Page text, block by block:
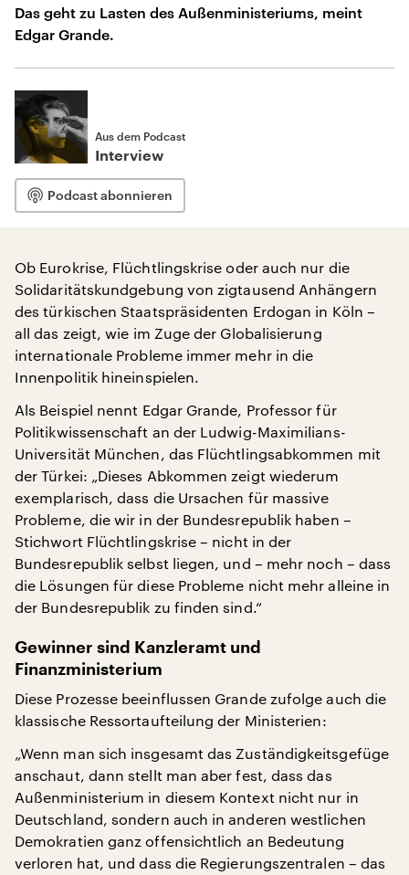
Das geht zu Lasten des Außenministeriums, meint
Edgar Grande.
Aus dem Podcast
Interview
Podcast abonnieren
Ob Eurokrise, Flüchtlingskrise oder auch nur die
Solidaritätskundgebung von zigtausend Anhängern
des türkischen Staatspräsidenten Erdogan in Köln –
all das zeigt, wie im Zuge der Globalisierung
internationale Probleme immer mehr in die
Innenpolitik hineinspielen.
Als Beispiel nennt Edgar Grande, Professor für
Politikwissenschaft an der Ludwig-Maximilians-
Universität München, das Flüchtlingsabkommen mit
der Türkei: „Dieses Abkommen zeigt wiederum
exemplarisch, dass die Ursachen für massive
Probleme, die wir in der Bundesrepublik haben –
Stichwort Flüchtlingskrise – nicht in der
Bundesrepublik selbst liegen, und – mehr noch – dass
die Lösungen für diese Probleme nicht mehr alleine in
der Bundesrepublik zu finden sind.“
Gewinner sind Kanzleramt und
Finanzministerium
Diese Prozesse beeinflussen Grande zufolge auch die
klassische Ressortaufteilung der Ministerien:
„Wenn man sich insgesamt das Zuständigkeitsgefüge
anschaut, dann stellt man aber fest, dass das
Außenministerium in diesem Kontext nicht nur in
Deutschland, sondern auch in anderen westlichen
Demokratien ganz offensichtlich an Bedeutung
verloren hat, und dass die Regierungszentralen – das